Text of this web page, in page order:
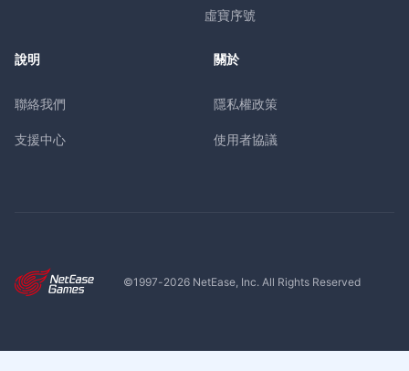
虛寶序號
說明
聯絡我們
支援中心
關於
隱私權政策
使用者協議
©1997-2026NetEase, Inc. All Rights Reserved